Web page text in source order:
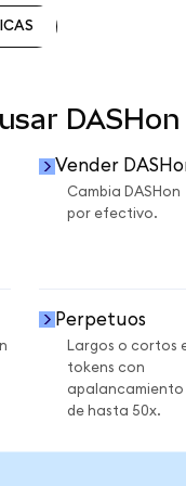
Vender
Cambia DASHon
por efectivo.
Perpetuos
Largos o cortos
tokens con
apalancamiento
de hasta 50x.